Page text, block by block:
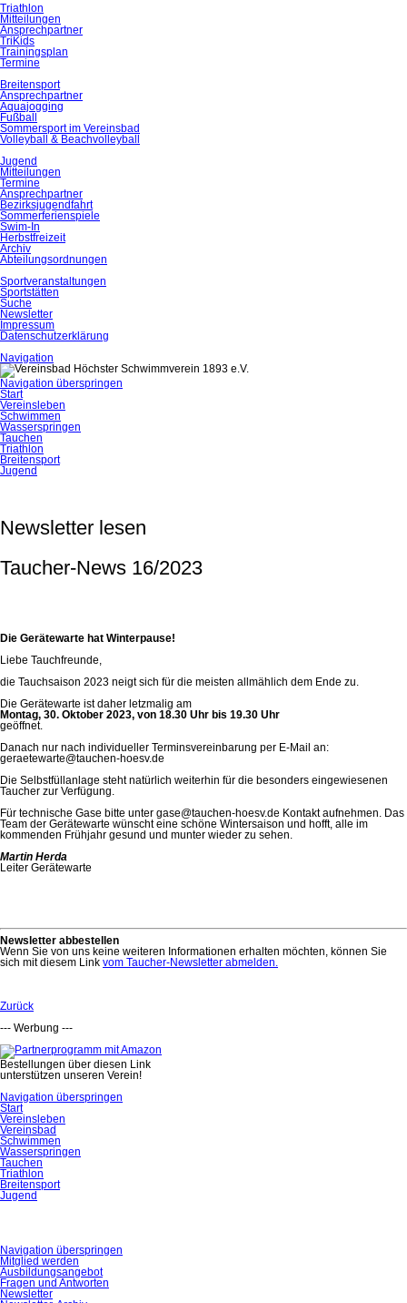
Triathlon
Mitteilungen
Ansprechpartner
TriKids
Trainingsplan
Termine
Breitensport
Ansprechpartner
Aquajogging
Fußball
Sommersport im Vereinsbad
Volleyball & Beachvolleyball
Jugend
Mitteilungen
Termine
Ansprechpartner
Bezirksjugendfahrt
Sommerferienspiele
Swim-In
Herbstfreizeit
Archiv
Abteilungsordnungen
Sportveranstaltungen
Sportstätten
Suche
Newsletter
Impressum
Datenschutzerklärung
Navigation
Navigation überspringen
Start
Vereinsleben
Schwimmen
Wasserspringen
Tauchen
Triathlon
Breitensport
Jugend
Newsletter lesen
Taucher-News 16/2023
Die Gerätewarte hat Winterpause!
Liebe Tauchfreunde,
die Tauchsaison 2023 neigt sich für die meisten allmählich dem Ende zu.
Die Gerätewarte ist daher letzmalig am
Montag, 30. Oktober 2023, von 18.30 Uhr bis 19.30 Uhr
geöffnet.
Danach nur nach individueller Terminsvereinbarung per E-Mail an:
geraetewarte@tauchen-hoesv.de
Die Selbstfüllanlage steht natürlich weiterhin für die besonders eingewiesenen
Taucher zur Verfügung.
Für technische Gase bitte unter gase@tauchen-hoesv.de Kontakt aufnehmen. Das
Team der Gerätewarte wünscht eine schöne Wintersaison und hofft, alle im
kommenden Frühjahr gesund und munter wieder zu sehen.
Martin Herda
Leiter Gerätewarte
Newsletter abbestellen
Wenn Sie von uns keine weiteren Informationen erhalten möchten, können Sie
sich mit diesem Link vom Taucher-Newsletter abmelden.
Zurück
--- Werbung ---
Bestellungen über diesen Link
unterstützen unseren Verein!
Navigation überspringen
Start
Vereinsleben
Vereinsbad
Schwimmen
Wasserspringen
Tauchen
Triathlon
Breitensport
Jugend
Navigation überspringen
Mitglied werden
Ausbildungsangebot
Fragen und Antworten
Newsletter